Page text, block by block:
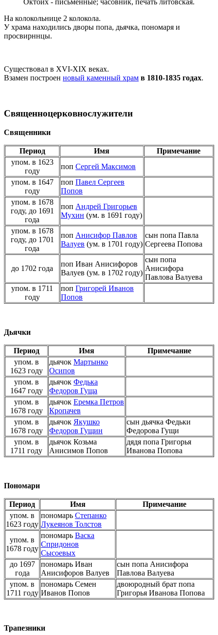
Октоих - письменные; часовник, печать литовская.
На колокольнице 2 колокола.
У храма находились дворы попа, дьячка, пономаря и
просвирннцы.
Существовал в XVI-XIX веках.
Взамен построен новый каменный храм в 1810-1835 годах.
Священноцерковнослужители
Священники
Период Имя
Примечание
упом. в 1623
году
поп Сергей Максимов
упом. в 1647
году
поп Павел Сергеев
Попов
упом. в 1678
году, до 1691
года
поп Андрей Григорьев
Мухин (ум. в 1691 году)
упом. в 1678
году, до 1701
года
поп Анисифор Павлов
Валуев (ум. в 1701 году)
сын попа Павла
Сергеева Попова
до 1702 года
поп Иван Анисифоров
Валуев (ум. в 1702 году)
сын попа
Анисифора
Павлова Валуева
упом. в 1711
году
поп Григорей Иванов
Попов
Дьячки
Период Имя
Примечание
упом. в
1623 году
дьячок Мартынко
Осипов
упом. в
1647 году
дьячок Федька
Федоров Гуща
упом. в
1678 году
дьячок Еремка Петров
Кропачев
упом. в
1678 году
дьячок Якушко
Федоров Гущин
сын дьячка Федьки
Федорова Гущи
упом. в
1711 году
дьячок Козьма
Анисимов Попов
дядя попа Григорья
Иванова Попова
Пономари
Период Имя
Примечание
упом. в
1623 году
пономарь Степанко
Лукеянов Толстов
упом. в
1678 году
пономарь Васка
Спридонов
Сысоевых
до 1697
года
пономарь Иван
Анисифоров Валуев
сын попа Анисифора
Павлова Валуева
упом. в
1711 году
пономарь Семен
Иванов Попов
двоюродный брат попа
Григорья Иванова Попова
Трапезники